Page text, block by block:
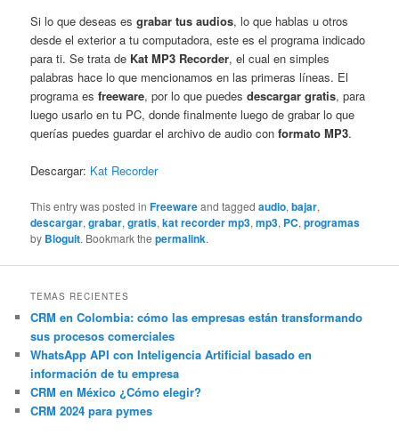
Si lo que deseas esgrabar tus audios, lo que hablas u otros
desde el exterior a tu computadora, este es el programa indicado
para ti. Se trata de Kat MP3 Recorder, el cual en simples
palabras hace lo que mencionamos en las primeras líneas. El
programa esfreeware, por lo que puedesdescargar gratis, para
luego usarlo en tu PC, donde finalmente luego de grabar lo que
querías puedes guardar el archivo de audio conformato MP3.
Descargar: Kat Recorder
This entry was posted inFreewareand taggedaudio,bajar,
descargar,grabar,gratis,kat recorder mp3,mp3, PC,programas
by Bloguit. Bookmark thepermalink.
TEMAS RECIENTES
CRM en Colombia: cómo las empresas están transformando
sus procesos comerciales
WhatsApp API con Inteligencia Artificial basado en
información de tu empresa
CRM en México ¿Cómo elegir?
CRM 2024 para pymes